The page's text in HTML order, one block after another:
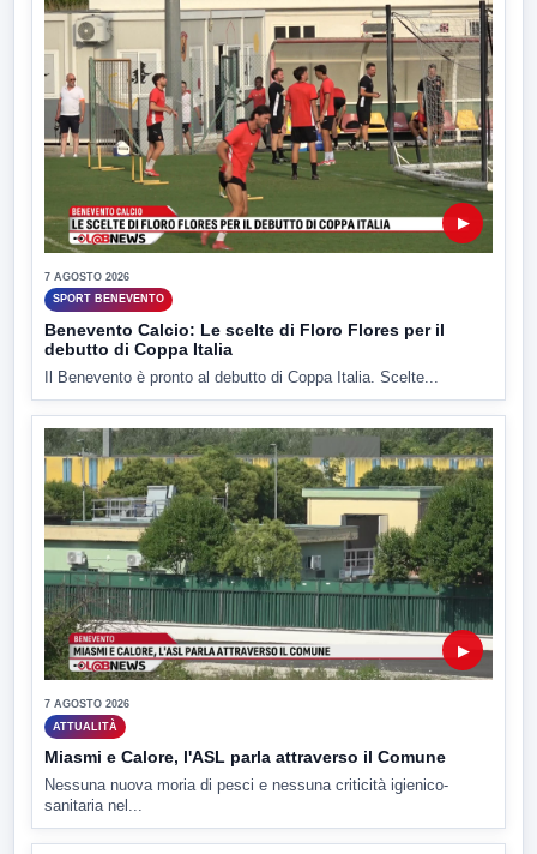
▶
7 AGOSTO 2026
SPORT BENEVENTO
Benevento Calcio: Le scelte di Floro Flores per il
debutto di Coppa Italia
Il Benevento è pronto al debutto di Coppa Italia. Scelte...
▶
7 AGOSTO 2026
ATTUALITÀ
Miasmi e Calore, l'ASL parla attraverso il Comune
Nessuna nuova moria di pesci e nessuna criticità igienico-
sanitaria nel...